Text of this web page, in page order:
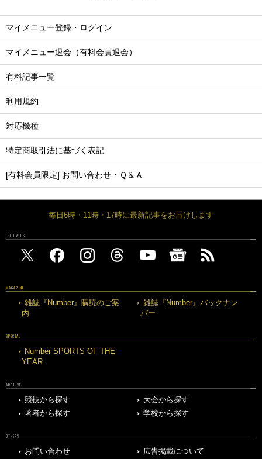
マイメニュー登録・ログイン
マイメニュー退会（有料会員退会）
有料記事一覧
利用規約
対応機種
特定商取引法に基づく表記
[有料会員限定] お問い合わせ・Ｑ＆Ａ
毎日6時・11時・17時に最新記事をお届けします
FOLLOW US
MAGAZINE
雑誌『Number』購読のご案
内
雑誌『Number』バックナン
バー
SPECIAL
Number SPORTS OF THE
YEAR
ARCHIVE
競技から探す
大会から探す
著者から探す
学校から探す
OTHERS
お問い合わせ 広告掲載について